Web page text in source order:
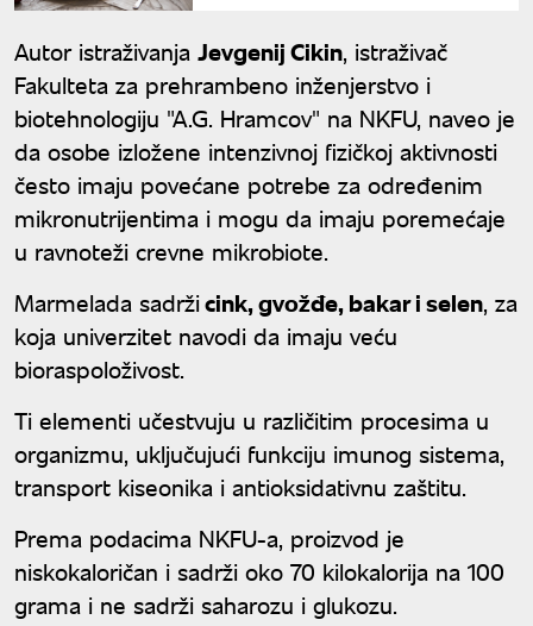
Autor istraživanja Jevgenij Cikin, istraživač
Fakulteta za prehrambeno inženjerstvo i
biotehnologiju "A.G. Hramcov" na NKFU, naveo je
da osobe izložene intenzivnoj fizičkoj aktivnosti
često imaju povećane potrebe za određenim
mikronutrijentima i mogu da imaju poremećaje
u ravnoteži crevne mikrobiote.
Marmelada sadržicink, gvožđe, bakar i selen, za
koja univerzitet navodi da imaju veću
bioraspoloživost.
Ti elementi učestvuju u različitim procesima u
organizmu, uključujući funkciju imunog sistema,
transport kiseonika i antioksidativnu zaštitu.
Prema podacima NKFU-a, proizvod je
niskokaloričan i sadrži oko 70 kilokalorija na 100
grama i ne sadrži saharozu i glukozu.